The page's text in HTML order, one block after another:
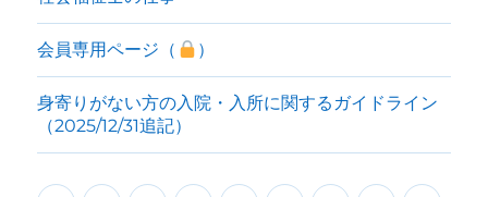
会員専用ページ（ ）
身寄りがない方の入院・入所に関するガイドライン
（2025/12/31追記）